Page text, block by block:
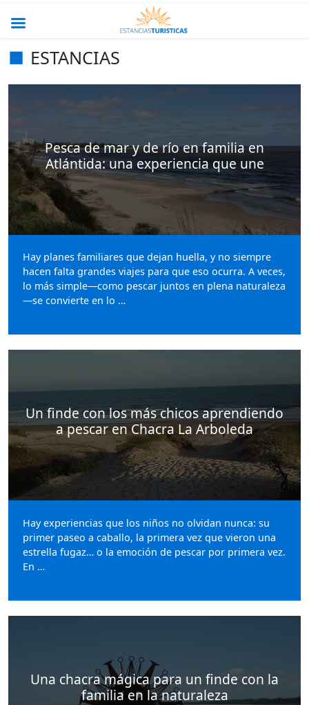
ESTANCIAS
Pesca de mar y de río en familia en
Atlántida: una experiencia que une
Hay planes familiares que dejan huella, y no siempre
hacen falta grandes viajes para que eso ocurra. A veces,
lo más simple—como pescar juntos en plena naturaleza
—se convierte en lo …
Un finde con los más chicos aprendiendo
a pescar en Chacra La Arboleda
Hay experiencias que los niños no olvidan nunca: su
primer paseo a caballo, la primera vez que vieron una
estrella fugaz… o la emoción de pescar por primera vez.
En …
Una chacra mágica para un finde con la
familia en la naturaleza